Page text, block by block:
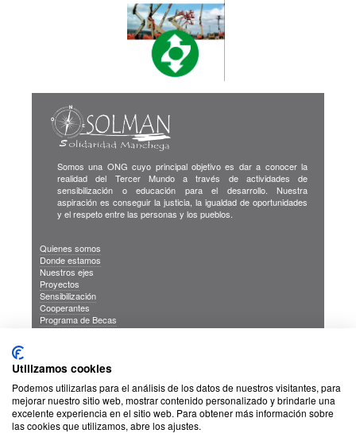
Somos una ONG cuyo principal objetivo es dar a conocer la
realidad del Tercer Mundo a través de actividades de
sensibilización o educación para el desarrollo. Nuestra
aspiración es conseguir la justicia, la igualdad de oportunidades
y el respeto entre las personas y los pueblos.
Quienes somos
Donde estamos
Nuestros ejes
Proyectos
Sensibilización
Cooperantes
Programa de Becas
Blog
Sus Datos Seguros
Proteccion de datos
Utilizamos cookies
Podemos utilizarlas para el análisis de los datos de nuestros visitantes, para
mejorar nuestro sitio web, mostrar contenido personalizado y brindarle una
excelente experiencia en el sitio web. Para obtener más información sobre
las cookies que utilizamos, abre los ajustes.